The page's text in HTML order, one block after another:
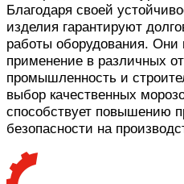
Благодаря своей
изделия гарантируют
работы оборудования. Они
применение в различных
промышленность и
выбор качественных
способствует повышению
безопасности на